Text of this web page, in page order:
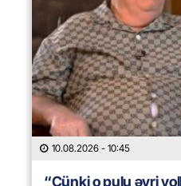
10.08.2026 - 10:45
“Çünki o pulu əyri